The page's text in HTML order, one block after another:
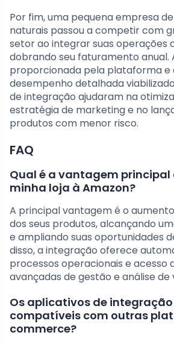
Por fim, uma pequena empresa
naturais passou a competir com
setor ao integrar suas operações
dobrando seu faturamento anual.
proporcionada pela plataforma e
desempenho detalhada
de integração ajudaram na
estratégia de marketing e no
produtos com menor risco.
FAQ
Qual é a vantagem
minha loja à Amazon?
A principal vantagem é o
dos seus produtos, alcançando
e ampliando suas oportunidades
disso, a integração oferece
processos operacionais e acesso
avançadas de gestão e análise de
Os aplicativos de
compatíveis com outras
commerce?